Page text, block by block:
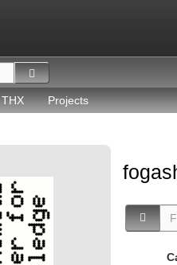
THX Projects